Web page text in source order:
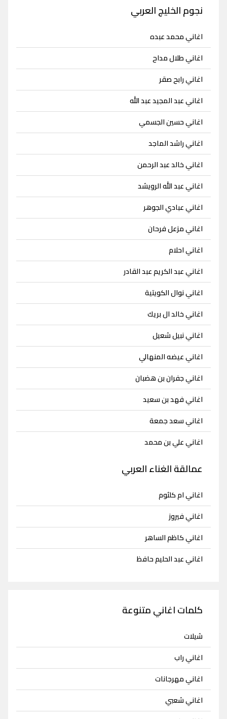
نجوم الخليج العربي
اغاني محمد عبده
اغاني طلال مداح
اغاني رابح صقر
اغاني عبد المجيد عبد الله
اغاني حسين الجسمي
اغاني راشد الماجد
اغاني خالد عبد الرحمن
اغاني عبد الله الرويشد
اغاني عبادي الجوهر
اغاني مزعل فرحان
اغاني احلام
اغاني عبد الكريم عبد القادر
اغاني نوال الكويتية
اغاني خالد ال بريك
اغاني نبيل شعيل
اغاني عيضه المنهالي
اغاني جفران بن هضبان
اغاني فهد بن سعيد
اغاني سعد جمعة
اغاني علي بن محمد
عمالقة الغناء العربي
اغاني ام كلثوم
اغاني فيروز
اغاني كاظم الساهر
اغاني عبد الحليم حافظ
كلمات اغاني متنوعة
شيلات
اغاني راب
اغاني مهرجانات
اغاني شعبي